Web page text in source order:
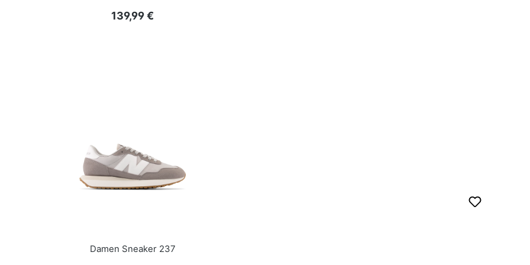
Regulärer Preis:
139,99 €
Damen Sneaker 237